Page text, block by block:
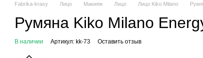
Fabrika-krasy Лицо Макияж Лицо Лицо Kiko Milano
Румяна Kiko Milano
В наличии Артикул: kk-73 Оставить отзыв